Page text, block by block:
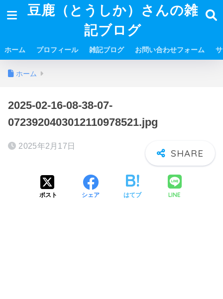
豆鹿（とうしか）さんの雑
記ブログ
ホーム プロフィール 雑記ブログ お問い合わせフォーム
ホーム
2025-02-16-08-38-07-
0723920403012110978521.jpg
2025年2月17日
ポスト シェア はてブ LINE